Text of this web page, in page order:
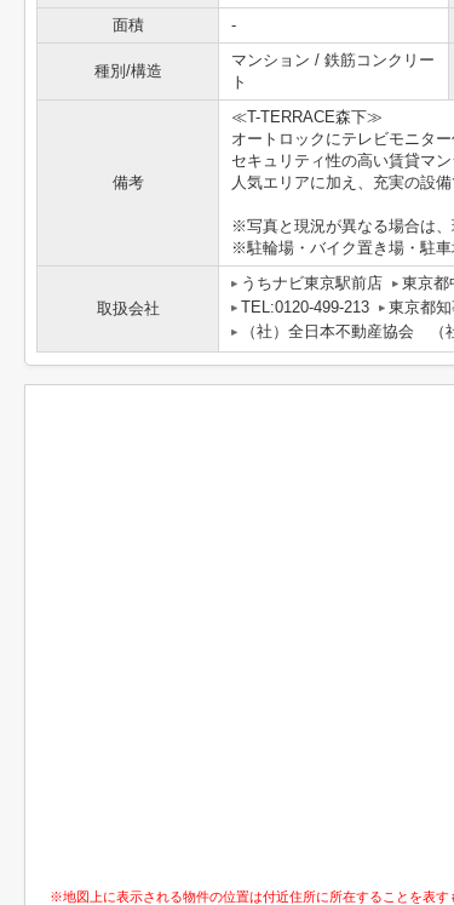
面積
-
種別/構造
マンション / 鉄筋コンクリー
ト
備考
≪T-TERRACE森下≫
オートロックにテレビモニター
セキュリティ性の高い賃貸マン
人気エリアに加え、充実の設
※写真と現況が異なる場合は、
※駐輪場・バイク置き場・駐車
取扱会社
うちナビ東京駅前店
東京都
TEL:0120-499-213
東京都
（社）全日本不動産協会 （
※地図上に表示される物件の位置は付近住所に所在することを表